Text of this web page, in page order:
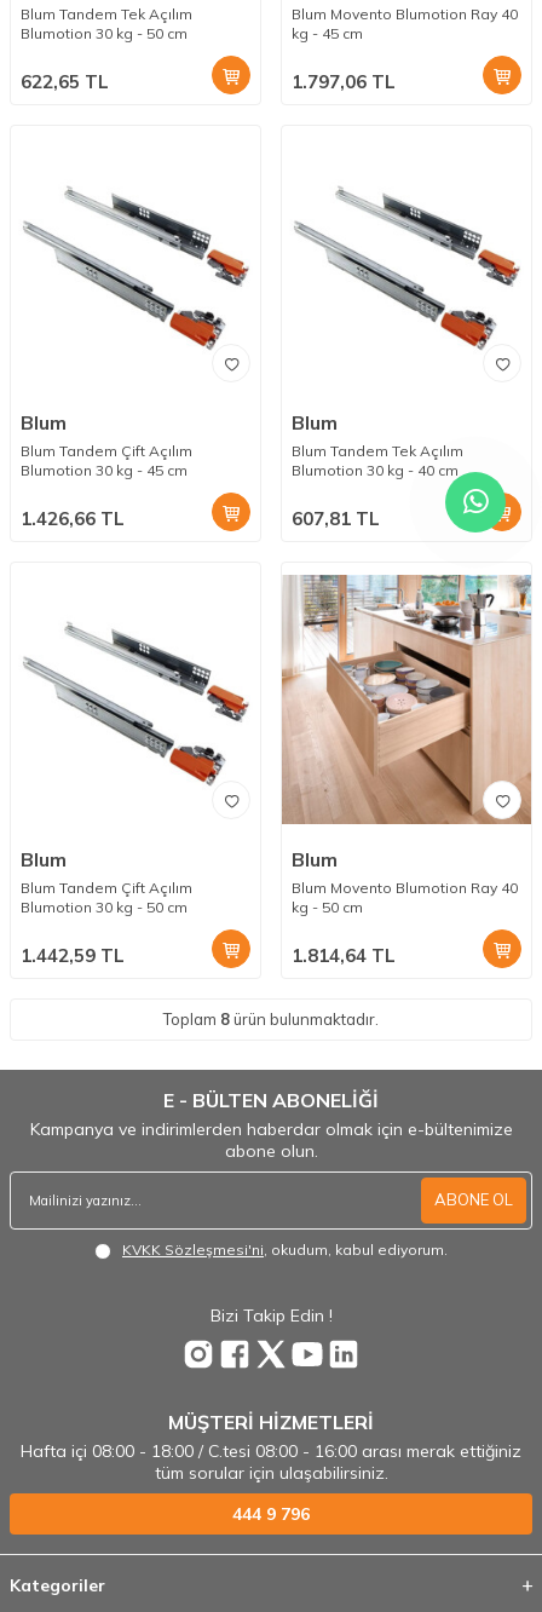
Blum Tandem Tek Açılım
Blumotion 30 kg - 50 cm
622,65 TL
Blum Movento Blumotion Ray 40
kg - 45 cm
1.797,06 TL
Blum
Blum Tandem Çift Açılım
Blumotion 30 kg - 45 cm
1.426,66 TL
Blum
Blum Tandem Tek Açılım
Blumotion 30 kg - 40 cm
607,81 TL
Blum
Blum Tandem Çift Açılım
Blumotion 30 kg - 50 cm
1.442,59 TL
Blum
Blum Movento Blumotion Ray 40
kg - 50 cm
1.814,64 TL
Toplam 8 ürün bulunmaktadır.
E - BÜLTEN ABONELİĞİ
Kampanya ve indirimlerden haberdar olmak için e-bültenimize
abone olun.
ABONE OL
KVKK Sözleşmesi'ni , okudum, kabul ediyorum.
Bizi Takip Edin !
MÜŞTERİ HİZMETLERİ
Hafta içi 08:00 - 18:00 / C.tesi 08:00 - 16:00 arası merak ettiğiniz
tüm sorular için ulaşabilirsiniz.
444 9 796
Kategoriler